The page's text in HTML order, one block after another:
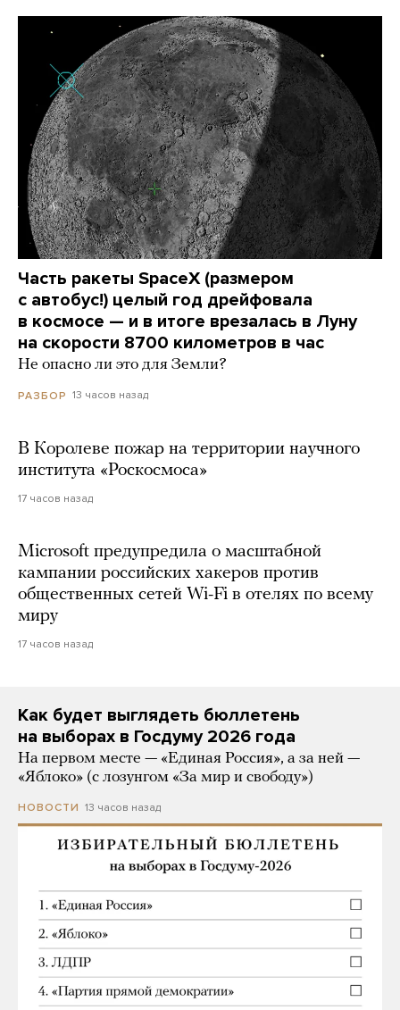
Часть ракеты SpaceX (размером
с автобус!) целый год дрейфовала
в космосе — и в итоге врезалась в Луну
на скорости 8700 километров в час
Не опасно ли это для Земли?
РАЗБОР 13 часов назад
В Королеве пожар на территории научного
института «Роскосмоса»
17 часов назад
Microsoft предупредила о масштабной
кампании российских хакеров против
общественных сетей Wi-Fi в отелях по всему
миру
17 часов назад
Как будет выглядеть бюллетень
на выборах в Госдуму 2026 года
На первом месте — «Единая Россия», а за ней —
«Яблоко» (с лозунгом «За мир и свободу»)
НОВОСТИ 13 часов назад